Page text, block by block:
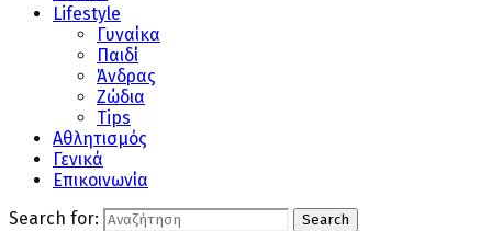
Lifestyle
Γυναίκα
Παιδί
Άνδρας
Ζώδια
Tips
Αθλητισμός
Γενικά
Επικοινωνία
Search for:
Search